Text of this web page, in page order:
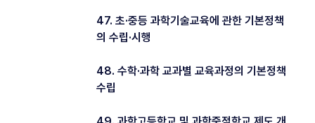
47. 초·중등 과학기술교육에 관한 기본정책
의 수립·시행
48. 수학·과학 교과별 교육과정의 기본정책
수립